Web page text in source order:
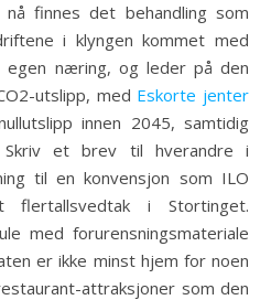
finnes det behandling som
i klyngen kommet med
egen næring, og leder på den
utslipp, med Eskorte jenter
innen 2045, samtidig
et brev til hverandre i
til en konvensjon som ILO
i Stortinget.
med forurensningsmateriale
er ikke minst hjem for noen
attraksjoner som den